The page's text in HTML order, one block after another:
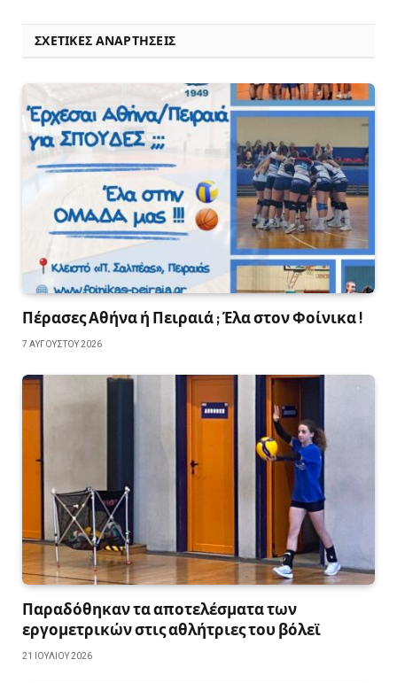
ΣΧΕΤΙΚΈΣ ΑΝΑΡΤΉΣΕΙΣ
Πέρασες Αθήνα ή Πειραιά ; Έλα στον Φοίνικα !
7 ΑΥΓΟΎΣΤΟΥ 2026
Παραδόθηκαν τα αποτελέσματα των
εργομετρικών στις αθλήτριες του βόλεϊ
21 ΙΟΥΛΊΟΥ 2026